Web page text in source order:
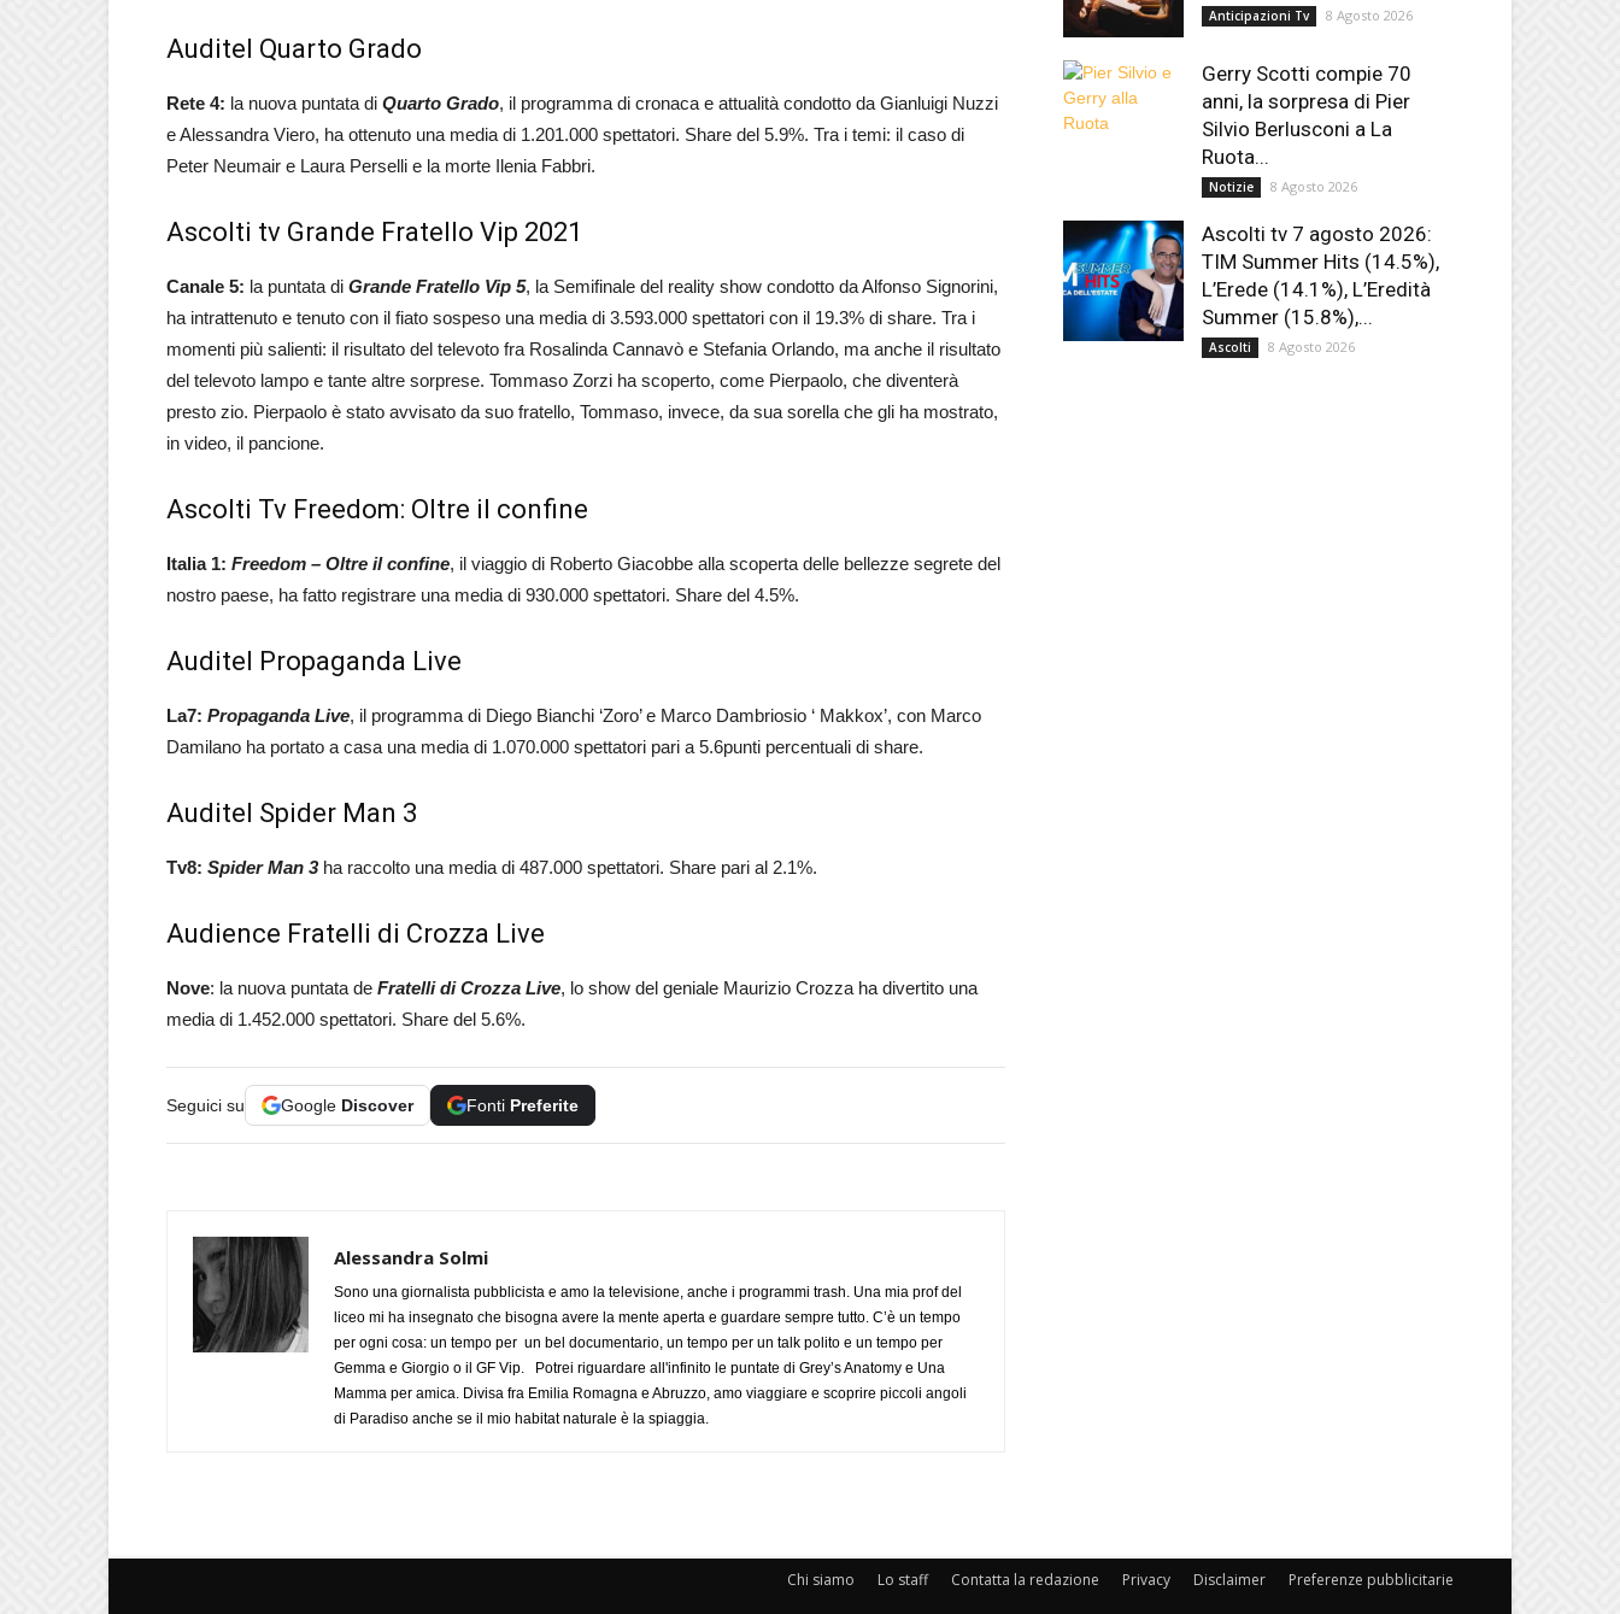
Auditel Quarto Grado
Rete 4: la nuova puntata di Quarto Grado, il programma di cronaca e attualità condotto da Gianluigi Nuzzi
e Alessandra Viero, ha ottenuto una media di 1.201.000 spettatori. Share del 5.9%. Tra i temi: il caso di
Peter Neumair e Laura Perselli e la morte Ilenia Fabbri.
Ascolti tv Grande Fratello Vip 2021
Canale 5: la puntata di Grande Fratello Vip 5, la Semifinale del reality show condotto da Alfonso Signorini,
ha intrattenuto e tenuto con il fiato sospeso una media di 3.593.000 spettatori con il 19.3% di share. Tra i
momenti più salienti: il risultato del televoto fra Rosalinda Cannavò e Stefania Orlando, ma anche il risultato
del televoto lampo e tante altre sorprese. Tommaso Zorzi ha scoperto, come Pierpaolo, che diventerà
presto zio. Pierpaolo è stato avvisato da suo fratello, Tommaso, invece, da sua sorella che gli ha mostrato,
in video, il pancione.
Ascolti Tv Freedom: Oltre il confine
Italia 1: Freedom – Oltre il confine, il viaggio di Roberto Giacobbe alla scoperta delle bellezze segrete del
nostro paese, ha fatto registrare una media di 930.000 spettatori. Share del 4.5%.
Auditel Propaganda Live
La7: Propaganda Live, il programma di Diego Bianchi ‘Zoro’ e Marco Dambriosio ‘ Makkox’, con Marco
Damilano ha portato a casa una media di 1.070.000 spettatori pari a 5.6punti percentuali di share.
Auditel Spider Man 3
Tv8: Spider Man 3ha raccolto una media di 487.000 spettatori. Share pari al 2.1%.
Audience Fratelli di Crozza Live
Nove: la nuova puntata de Fratelli di Crozza Live, lo show del geniale Maurizio Crozza ha divertito una
media di 1.452.000 spettatori. Share del 5.6%.
Seguici su Google Discover Fonti Preferite
Alessandra Solmi
Sono una giornalista pubblicista e amo la televisione, anche i programmi trash. Una mia prof del
liceo mi ha insegnato che bisogna avere la mente aperta e guardare sempre tutto. C’è un tempo
per ogni cosa: un tempo per un bel documentario, un tempo per un talk polito e un tempo per
Gemma e Giorgio o il GF Vip. Potrei riguardare all'infinito le puntate di Grey’s Anatomy e Una
Mamma per amica. Divisa fra Emilia Romagna e Abruzzo, amo viaggiare e scoprire piccoli angoli
di Paradiso anche se il mio habitat naturale è la spiaggia.
Anticipazioni Tv 8 Agosto 2026
Gerry Scotti compie 70
anni, la sorpresa di Pier
Silvio Berlusconi a La
Ruota...
Notizie 8 Agosto 2026
Ascolti tv 7 agosto 2026:
TIM Summer Hits (14.5%),
L’Erede (14.1%), L’Eredità
Summer (15.8%),...
Ascolti 8 Agosto 2026
Chi siamo Lo staff Contatta la redazione Privacy Disclaimer Preferenze pubblicitarie